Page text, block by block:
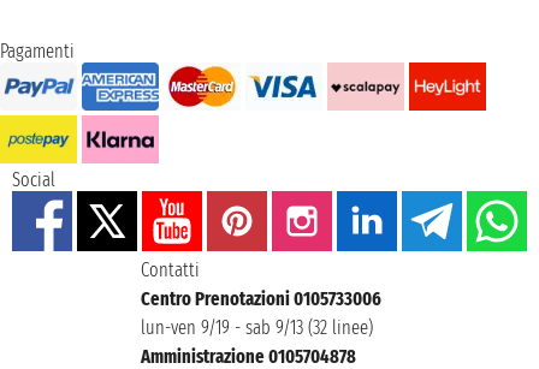
Pagamenti
Social
Contatti
Centro Prenotazioni 0105733006
lun-ven 9/19 - sab 9/13 (32 linee)
Amministrazione 0105704878